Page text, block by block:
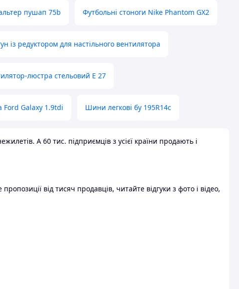
пушап 75b Футбольні стоноги Nike Phantom GX2
із редуктором для настільного вентилятора
люстра стельовий E 27
Ford Galaxy 1.9tdi Шини легкові бу 195R14c
А 60 тис. підприємців з усієї країни продають і
від тисяч продавців, читайте відгуки з фото і відео,